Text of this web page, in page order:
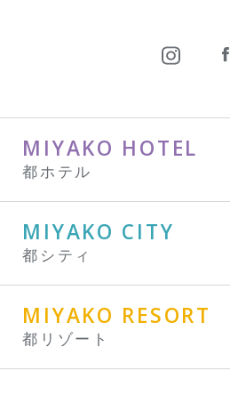
MIYAKO HOTEL
都ホテル
MIYAKO CITY
都シティ
MIYAKO RESORT
都リゾート